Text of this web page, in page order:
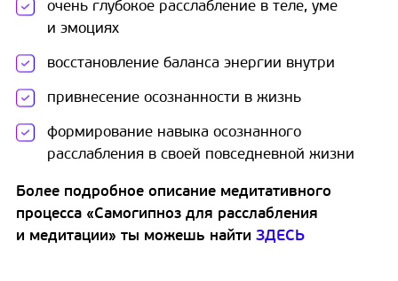
очень глубокое расслабление в теле, уме
и эмоциях
восстановление баланса энергии внутри
привнесение осознанности в жизнь
формирование навыка осознанного
расслабления в своей повседневной жизни
Более подробное описание медитативного
процесса «Самогипноз для расслабления
и медитации» ты можешь найти ЗДЕСЬ